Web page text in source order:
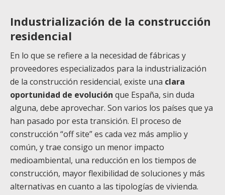
Industrialización de la construcción
residencial
En lo que se refiere a la necesidad de fábricas y
proveedores especializados para la industrialización
de la construcción residencial, existe una clara
oportunidad de evolución que España, sin duda
alguna, debe aprovechar. Son varios los países que ya
han pasado por esta transición. El proceso de
construcción “off site” es cada vez más amplio y
común, y trae consigo un menor impacto
medioambiental, una reducción en los tiempos de
construcción, mayor flexibilidad de soluciones y más
alternativas en cuanto a las tipologías de vivienda.